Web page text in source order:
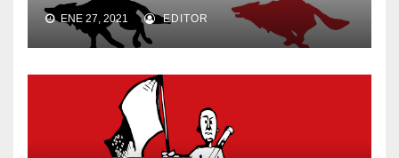
ENE 27, 2021 EDITOR